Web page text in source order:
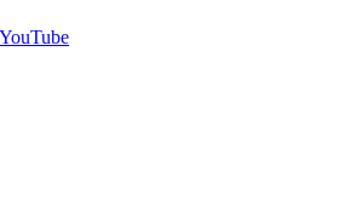
YouTube